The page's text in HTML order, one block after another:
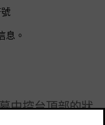
息。
中控台頂部的狀